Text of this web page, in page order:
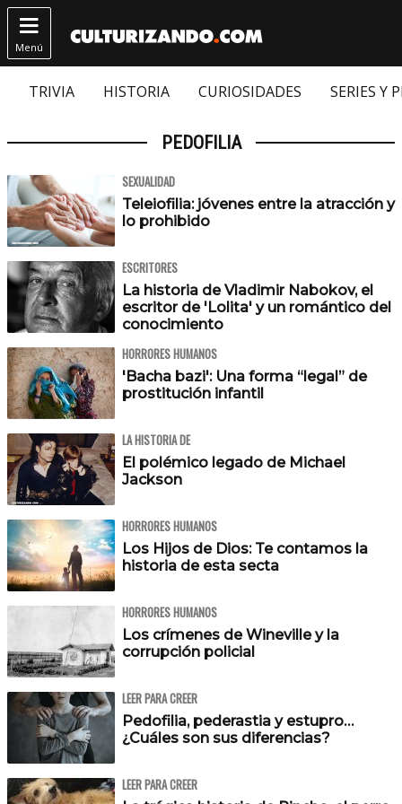

Menú
TRIVIA HISTORIA CURIOSIDADES SERIES Y
PEDOFILIA
SEXUALIDAD
Teleiofilia: jóvenes entre la atracción y
lo prohibido
ESCRITORES
La historia de Vladimir Nabokov, el
escritor de 'Lolita' y un romántico del
conocimiento
HORRORES HUMANOS
'Bacha bazi': Una forma “legal” de
prostitución infantil
LA HISTORIA DE
El polémico legado de Michael
Jackson
HORRORES HUMANOS
Los Hijos de Dios: Te contamos la
historia de esta secta
HORRORES HUMANOS
Los crímenes de Wineville y la
corrupción policial
LEER PARA CREER
Pedofilia, pederastia y estupro…
¿Cuáles son sus diferencias?
LEER PARA CREER